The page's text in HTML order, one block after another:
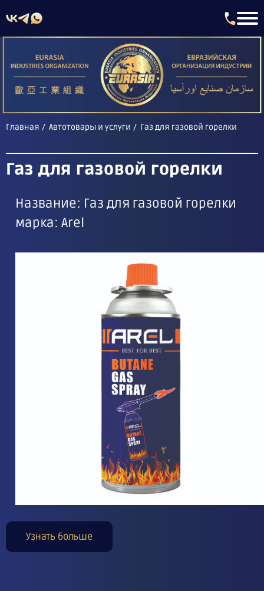
Главная Автотовары и услуги Газ для газовой горелки
Газ для газовой горелки
Название: Газ для газовой горелки
марка: Arel
Узнать больше